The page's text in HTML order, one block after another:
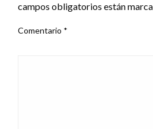
campos obligatorios están
Comentario *